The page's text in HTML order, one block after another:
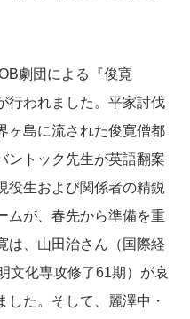
劇団による『俊寛
行われました。平家討伐
ヶ島に流された俊寛僧都
ントック先生が英語翻案
役生および関係者の精鋭
ムが、春先から準備を重
は、山田治さん（国際経
文化専攻修了61期）が哀
た。そして、麗澤中・